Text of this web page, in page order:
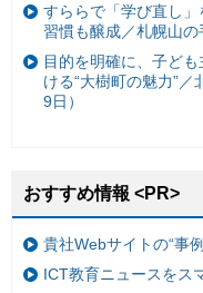
すららで「学び直し
習慣も醸成／札幌山の
目的を明確に、子ど
ける“大樹町の魅力”
9日）
おすすめ情報 <PR>
貴社Webサイトの“事
ICT教育ニュースをス